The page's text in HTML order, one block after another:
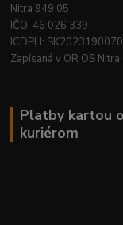
Nitra 949 05
IČO: 46 026 339
ICDPH: SK2023190070
Zapísaná v OR OS
Platby kartou
kuriérom